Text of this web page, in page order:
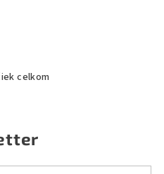
O
á
d
a
celkom